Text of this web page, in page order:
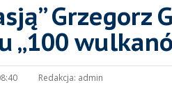
„100
Redakcja: admin